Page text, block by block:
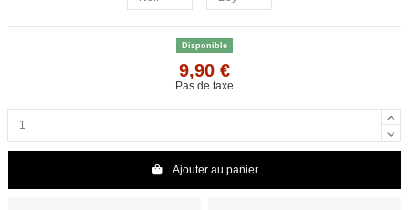
Disponible
9,90 €
Pas de taxe
Ajouter au panier